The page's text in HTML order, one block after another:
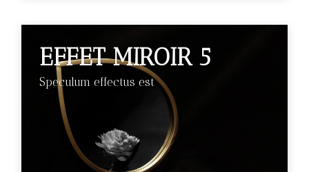
EFFET MIROIR 5
Speculum effectus est
€89